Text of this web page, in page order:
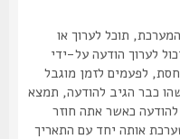
תוכל לערוך או
הודעה על-ידי
לפעמים לזמן מוגבל
הגיב להודעה, תמצא
כאשר אתה חוזר
אותה יחד עם התאריך